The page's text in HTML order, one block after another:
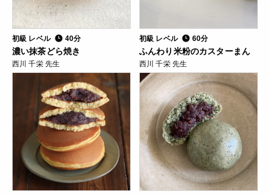
初級 レベル 40分
濃い抹茶どら焼き
西川 千栄 先生
初級 レベル 60分
ふんわり米粉のカスターまん
西川 千栄 先生